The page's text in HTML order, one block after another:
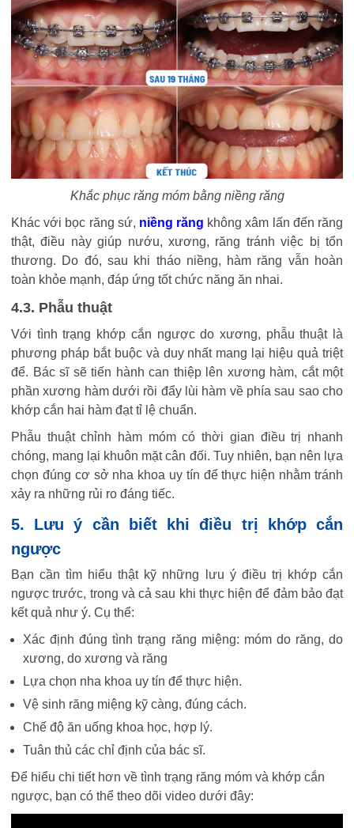
Khắc phục răng móm bằng niềng răng
Khác với bọc răng sứ, niềng răng không xâm lấn đến răng
thật, điều này giúp nướu, xương, răng tránh việc bị tổn
thương. Do đó, sau khi tháo niềng, hàm răng vẫn hoàn
toàn khỏe mạnh, đáp ứng tốt chức năng ăn nhai.
4.3. Phẫu thuật
Với tình trạng khớp cắn ngược do xương, phẫu thuật là
phương pháp bắt buộc và duy nhất mang lại hiệu quả triệt
để. Bác sĩ sẽ tiến hành can thiệp lên xương hàm, cắt một
phần xương hàm dưới rồi đẩy lùi hàm về phía sau sao cho
khớp cắn hai hàm đạt tỉ lệ chuẩn.
Phẫu thuật chỉnh hàm móm có thời gian điều trị nhanh
chóng, mang lại khuôn mặt cân đối. Tuy nhiên, bạn nên lựa
chọn đúng cơ sở nha khoa uy tín để thực hiện nhằm tránh
xảy ra những rủi ro đáng tiếc.
5. Lưu ý cần biết khi điều trị khớp cắn
ngược
Bạn cần tìm hiểu thật kỹ những lưu ý điều trị khớp cắn
ngược trước, trong và cả sau khi thực hiện để đảm bảo đạt
kết quả như ý. Cụ thể:
Xác định đúng tình trạng răng miệng: móm do răng, do
xương, do xương và răng
Lựa chọn nha khoa uy tín để thực hiện.
Vệ sinh răng miệng kỹ càng, đúng cách.
Chế độ ăn uống khoa học, hợp lý.
Tuân thủ các chỉ định của bác sĩ.
Để hiểu chi tiết hơn về tình trạng răng móm và khớp cắn
ngược, bạn có thể theo dõi video dưới đây: